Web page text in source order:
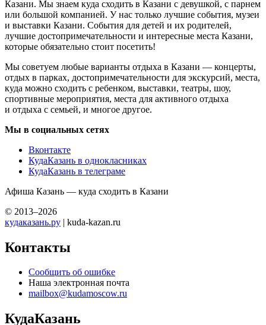
Казани. Мы знаем куда сходить в Казани с девушкой, с парнем
или большой компанией. У нас только лучшие события, музеи
и выставки Казани. События для детей и их родителей,
лучшие достопримечательности и интересные места Казани,
которые обязательно стоит посетить!
Мы советуем любые варианты отдыха в Казани — концерты,
отдых в парках, достопримечательности для экскурсий, места,
куда можно сходить с ребенком, выставки, театры, шоу,
спортивные мероприятия, места для активного отдыха
и отдыха с семьей, и многое другое.
Мы в социальных сетях
Вконтакте
КудаКазань в однокласниках
КудаКазань в телеграме
Афиша Казань — куда сходить в Казани
© 2013–2026
кудаказань.ру | kuda-kazan.ru
Контакты
Сообщить об ошибке
Наша электронная почта
mailbox@kudamoscow.ru
КудаКазань